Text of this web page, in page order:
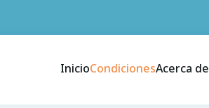
InicioCondicionesAcerca de